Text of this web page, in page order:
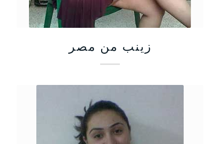
زينب من مصر